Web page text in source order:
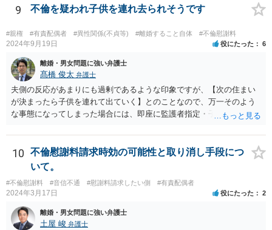
ょう。 ＞・この事実が何か今回の裁判に影響することはあるのでしょ
が、不貞が継続している事実自体は、上記のとおり増額事由になり得
るので、請求を拡張するか、現状の請求額が認容されやすいように今
後の攻防で主張立証していくことになるでしょう。方針について、担
当弁護士とよく相談してみるとよいと思います。
9 不倫を疑われ子供を連れ去られそうです
#親権 #有責配偶者 #異性関係(不貞等) #離婚すること自体 #不倫慰謝料
2024年9月19日 役にたった 6
離婚・男女問題に強い弁護士
髙橋 俊太 弁護士
夫側の反応があまりにも過剰であるような印象ですが、【次の住まい
が決まったら子供を連れて出ていく】とのことなので、万一そのよう
な事態になってしまった場合には、即座に監護者指定・子の引渡しの
でしょう。 親権者や監護者の指定が争いになる場合、現在の実務では
「主たる監護者が父母いずれか」という基準で判断されます。具体的
には、子が生まれてから現在に至るまで、産休・育休取得の有無、子
に関する具体的（中心的）監護実績をもとにして、他方配偶者と比較
して、自分が主として子を監護してきた者であるかどうかが重要にな
ります。【子供の監護は平日休日含めて8割私です。】ということでは
あるのですが、上記のとおり、様々な具体的な事情を踏まえて検討す
10
不倫慰謝料請求時効の可能性と取り消し手段につ
いて。
#不倫慰謝料 #音信不通 #慰謝料請求したい側 #有責配偶者
2024年3月17日 役にたった 2
離婚・男女問題に強い弁護士
土屋 峻 弁護士